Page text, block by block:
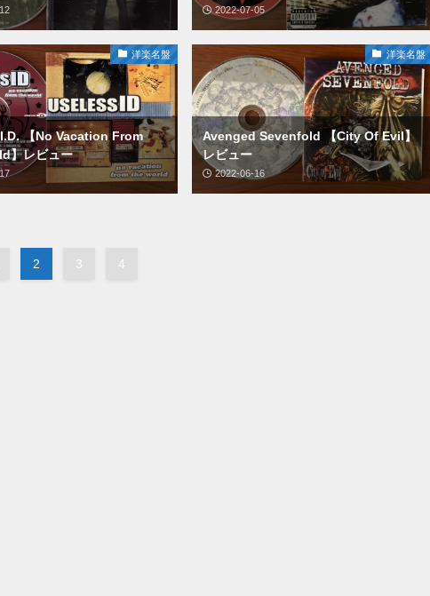
2022-07-05
洋楽名盤
【No Vacation From
】レビュー
洋楽名盤
Avenged Sevenfold 【City Of Evil】
レビュー
2022-06-16
2 3 4